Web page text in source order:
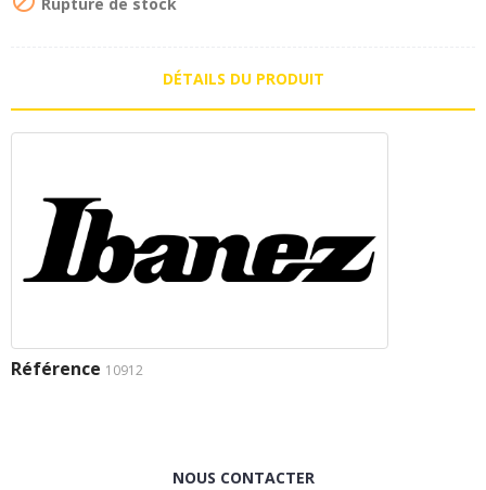
DÉTAILS DU PRODUIT
Référence 10912
NOUS CONTACTER